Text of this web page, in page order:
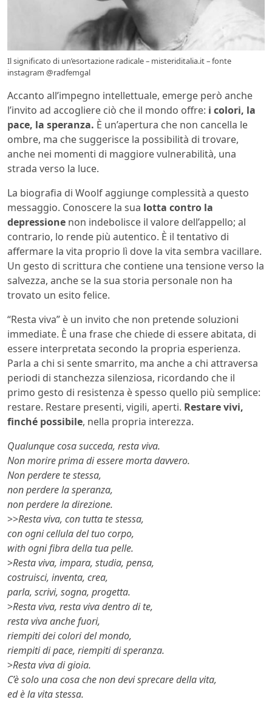
Il significato di un’esortazione radicale – misteriditalia.it – fonte
instagram @radfemgal
Accanto all’impegno intellettuale, emerge però anche
l’invito ad accogliere ciò che il mondo offre: i colori, la
pace, la speranza. È un’apertura che non cancella le
ombre, ma che suggerisce la possibilità di trovare,
anche nei momenti di maggiore vulnerabilità, una
strada verso la luce.
La biografia di Woolf aggiunge complessità a questo
messaggio. Conoscere la sua lotta contro la
depressione non indebolisce il valore dell’appello; al
contrario, lo rende più autentico. È il tentativo di
affermare la vita proprio lì dove la vita sembra vacillare.
Un gesto di scrittura che contiene una tensione verso la
salvezza, anche se la sua storia personale non ha
trovato un esito felice.
“Resta viva” è un invito che non pretende soluzioni
immediate. È una frase che chiede di essere abitata, di
essere interpretata secondo la propria esperienza.
Parla a chi si sente smarrito, ma anche a chi attraversa
periodi di stanchezza silenziosa, ricordando che il
primo gesto di resistenza è spesso quello più semplice:
restare. Restare presenti, vigili, aperti. Restare vivi,
finché possibile, nella propria interezza.
Qualunque cosa succeda, resta viva.
Non morire prima di essere morta davvero.
Non perdere te stessa,
non perdere la speranza,
non perdere la direzione.
>>Resta viva, con tutta te stessa,
con ogni cellula del tuo corpo,
with ogni fibra della tua pelle.
>Resta viva, impara, studia, pensa,
costruisci, inventa, crea,
parla, scrivi, sogna, progetta.
>Resta viva, resta viva dentro di te,
resta viva anche fuori,
riempiti dei colori del mondo,
riempiti di pace, riempiti di speranza.
>Resta viva di gioia.
C’è solo una cosa che non devi sprecare della vita,
ed è la vita stessa.